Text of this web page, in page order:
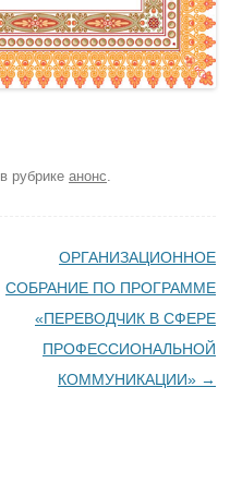
в рубрике анонс.
ОРГАНИЗАЦИОННОЕ
СОБРАНИЕ ПО ПРОГРАММЕ
«ПЕРЕВОДЧИК В СФЕРЕ
ПРОФЕССИОНАЛЬНОЙ
КОММУНИКАЦИИ» →